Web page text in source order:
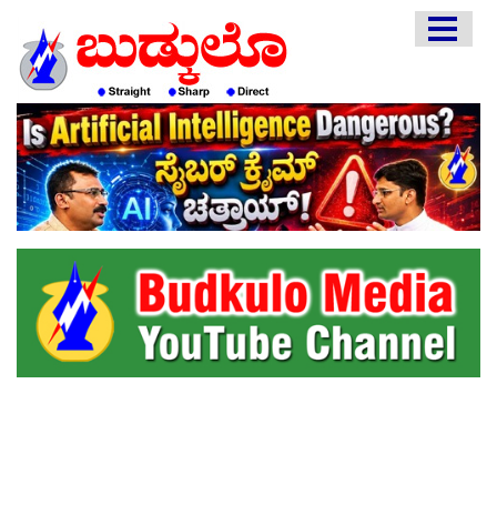
EDITORIAL
ENGLISH
KANNADA
INTERVIEWS
LITERATURE
ENTERTAINMENT
HEALTH